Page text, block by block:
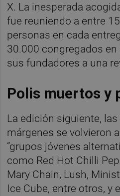
X. La inesperada
fue reuniendo a entre
personas en cada
30.000 congregados en
sus fundadores a una
Polis muertos y
La edición siguiente,
márgenes se volvieron
“grupos jóvenes
como Red Hot Chilli
Mary Chain, Lush,
Ice Cube, entre otros, y